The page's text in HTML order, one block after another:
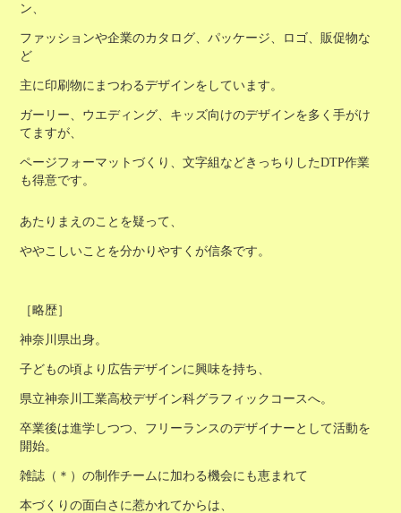
ン、
ファッションや企業のカタログ、パッケージ、ロゴ、販促物な
ど
主に印刷物にまつわるデザインをしています。
ガーリー、ウエディング、キッズ向けのデザインを多く手がけ
てますが、
ページフォーマットづくり、文字組などきっちりしたDTP作業
も得意です。
あたりまえのことを疑って、
ややこしいことを分かりやすくが信条です。
［略歴］
神奈川県出身。
子どもの頃より広告デザインに興味を持ち、
県立神奈川工業高校デザイン科グラフィックコースへ。
卒業後は進学しつつ、 フリーランスのデザイナーとして活動を
開始。
雑誌（＊）の制作チームに加わる機会にも恵まれて
本づくりの面白さに惹かれてからは、